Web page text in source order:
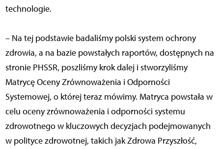
technologie.
– Na tej podstawie badaliśmy polski system ochrony
zdrowia, a na bazie powstałych raportów, dostępnych na
stronie PHSSR, poszliśmy krok dalej i stworzyliśmy
Matrycę Oceny Zrównoważenia i Odporności
Systemowej, o której teraz mówimy. Matryca powstała w
celu oceny zrównoważenia i odporności systemu
zdrowotnego w kluczowych decyzjach podejmowanych
w polityce zdrowotnej, takich jak Zdrowa Przyszłość,